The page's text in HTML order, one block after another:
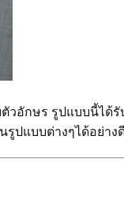
อักษร รูปแบบนี้ได้
รูปแบบต่างๆได้อย่าง